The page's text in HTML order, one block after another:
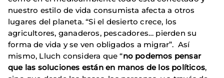
nuestro estilo de vida consumista afecta a otros
lugares del planeta. “Si el desierto crece, los
agricultores, ganaderos, pescadores… pierden su
forma de vida y se ven obligados a migrar”. Así
mismo, Lluch considera que “no podemos pensar
que las soluciones están en manos de los políticos,